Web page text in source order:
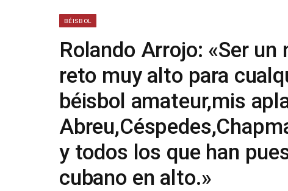
BÉISBOL
Rolando Arrojo: «Ser
reto muy alto para
béisbol amateur,mis
y todos los que han
cubano en alto.»